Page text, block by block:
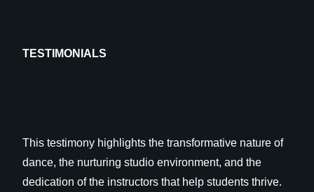
TESTIMONIALS
This testimony highlights the transformative nature of
dance, the nurturing studio environment, and the
dedication of the instructors that help students thrive.